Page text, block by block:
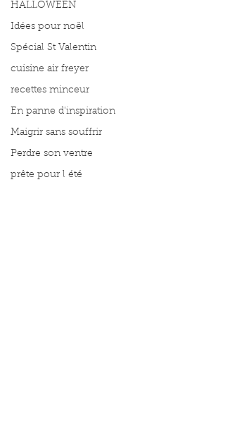
HALLOWEEN
Idées pour noël
Spécial St Valentin
cuisine air freyer
recettes minceur
En panne d'inspiration
Maigrir sans souffrir
Perdre son ventre
prête pour l été